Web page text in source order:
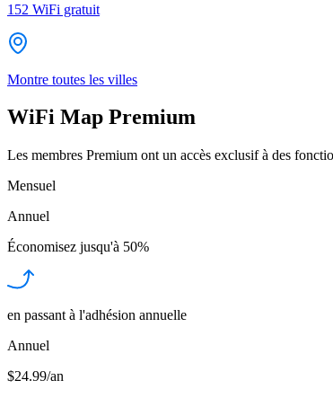
152 WiFi gratuit
Montre toutes les villes
WiFi Map Premium
Les membres Premium ont un accès exclusif à des
Mensuel
Annuel
Économisez jusqu'à 50%
en passant à l'adhésion annuelle
Annuel
$24.99/an